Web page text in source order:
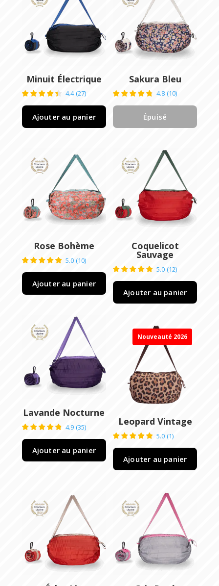
Minuit Électrique
4.4 (27)
Ajouter au panier
Sakura Bleu
4.8 (10)
Épuisé
Rose Bohème
5.0 (10)
Ajouter au panier
Coquelicot
Sauvage
5.0 (12)
Ajouter au panier
Lavande Nocturne
4.9 (35)
Ajouter au panier
Nouveauté 2026
Leopard Vintage
5.0 (1)
Ajouter au panier